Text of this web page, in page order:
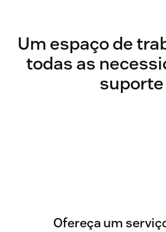
Um espaço de
todas as
suporte
Ofereça um